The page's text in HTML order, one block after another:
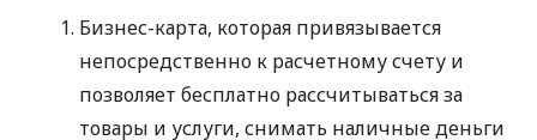
Бизнес-карта, которая привязывается
непосредственно к расчетному счету и
позволяет бесплатно рассчитываться за
товары и услуги, снимать наличные деньги